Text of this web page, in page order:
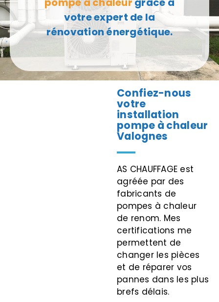
votre expert de la
rénovation énergétique.
Confiez-nous
votre
installation
pompe à chaleur
Valognes
AS CHAUFFAGE est
agréée par des
fabricants de
pompes à chaleur
de renom. Mes
certifications me
permettent de
changer les pièces
et de réparer vos
pannes dans les plus
brefs délais.